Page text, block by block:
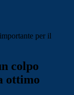
per il
colpo
ottimo